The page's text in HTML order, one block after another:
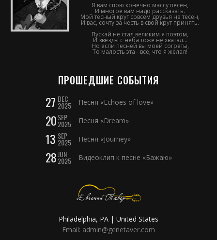
Я вам спою конечно массу песен,
И многое вам надо рассказать.
Мой тесный круг совсем друзья не тесен,
И вас, сочту за честь в свой круг принять.
Пускай не стал великим я поэтом,
И звёзды с неба тоже не хватал...
Но если песней вы моей согреты,
То малость эта - всё, что я желал!
ПРОШЕДШИЕ СОБЫТИЯ
27 DEC
2025 Песня «Echoes of love»
20SEP
2025 Песня «Dream»
13 SEP
2025 Песня «Journey»
28JUN
2025 Видеоклип к песне «Бажаю»
Philadelphia, PA | United States
Email: admin@genetaver.com